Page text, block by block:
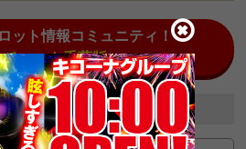
ット情報コミュニティ！
チャット千葉版